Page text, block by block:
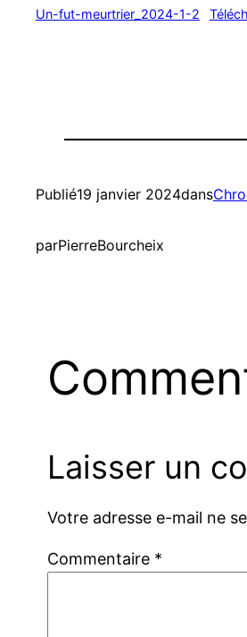
Un-fut-meurtrier_2024-1-2
Publié19 janvier 2024dans
parPierreBourcheix
Laisser un
Votre adresse e-mail ne
Commentaire *